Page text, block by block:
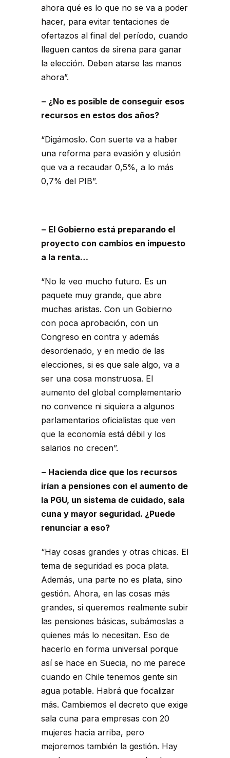
ahora qué es lo que no se va a poder
hacer, para evitar tentaciones de
ofertazos al final del período, cuando
lleguen cantos de sirena para ganar
la elección. Deben atarse las manos
ahora”.
− ¿No es posible de conseguir esos
recursos en estos dos años?
“Digámoslo. Con suerte va a haber
una reforma para evasión y elusión
que va a recaudar 0,5%, a lo más
0,7% del PIB”.
− El Gobierno está preparando el
proyecto con cambios en impuesto
a la renta…
“No le veo mucho futuro. Es un
paquete muy grande, que abre
muchas aristas. Con un Gobierno
con poca aprobación, con un
Congreso en contra y además
desordenado, y en medio de las
elecciones, si es que sale algo, va a
ser una cosa monstruosa. El
aumento del global complementario
no convence ni siquiera a algunos
parlamentarios oficialistas que ven
que la economía está débil y los
salarios no crecen”.
− Hacienda dice que los recursos
irían a pensiones con el aumento de
la PGU, un sistema de cuidado, sala
cuna y mayor seguridad. ¿Puede
renunciar a eso?
“Hay cosas grandes y otras chicas. El
tema de seguridad es poca plata.
Además, una parte no es plata, sino
gestión. Ahora, en las cosas más
grandes, si queremos realmente subir
las pensiones básicas, subámoslas a
quienes más lo necesitan. Eso de
hacerlo en forma universal porque
así se hace en Suecia, no me parece
cuando en Chile tenemos gente sin
agua potable. Habrá que focalizar
más. Cambiemos el decreto que exige
sala cuna para empresas con 20
mujeres hacia arriba, pero
mejoremos también la gestión. Hay